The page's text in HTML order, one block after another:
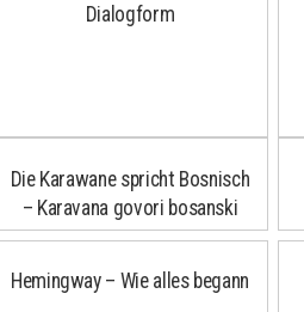
Dialogform
Die Karawane spricht Bosnisch
– Karavana govori bosanski
Hemingway – Wie alles begann